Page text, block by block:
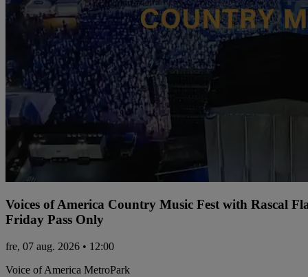
Voices of America Country Music Fest with Rascal
Friday Pass Only
fre, 07 aug. 2026 • 12:00
Voice of America MetroPark